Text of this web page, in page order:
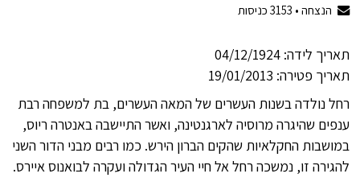
הנצחה • 3153כניסות
תאריך לידה: 04/12/1924
תאריך פטירה: 19/01/2013
רחל נולדה בשנות העשרים של המאה העשרים, בת למשפחה רבת
ענפים שהיגרה מרוסיה לארגנטינה, ואשר התיישבה באנטרה ריוס,
במושבות החקלאיות שהקים הברון הירש. כמו רבים מבני הדור השני
להגירה זו, נמשכה רחל אל חיי העיר הגדולה ועקרה לבואנוס איירס.